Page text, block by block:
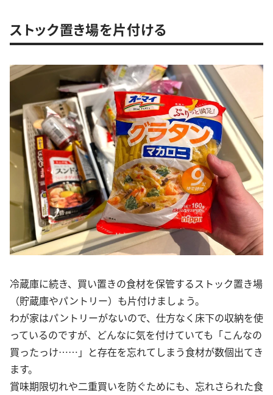
ストック置き場を片付ける
冷蔵庫に続き、買い置きの食材を保管するストック置き場
（貯蔵庫やパントリー）も片付けましょう。
わが家はパントリーがないので、仕方なく床下の収納を使
っているのですが、どんなに気を付けていても「こんなの
買ったっけ……」と存在を忘れてしまう食材が数個出てき
ます。
賞味期限切れや二重買いを防ぐためにも、忘れさられた食